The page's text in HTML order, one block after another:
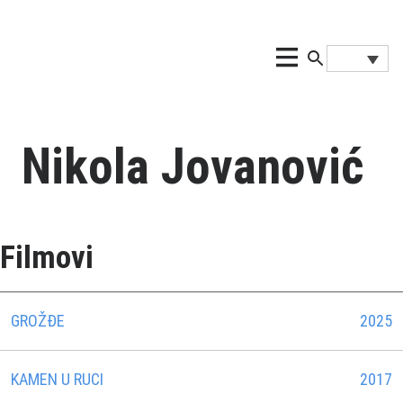
Nikola Jovanović
Filmovi
GROŽĐE 2025
KAMEN U RUCI 2017